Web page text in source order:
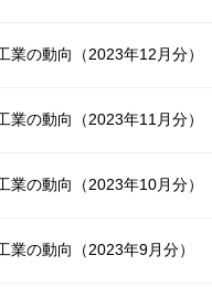
業の動向（2023年12月分）
業の動向（2023年11月分）
業の動向（2023年10月分）
業の動向（2023年9月分）